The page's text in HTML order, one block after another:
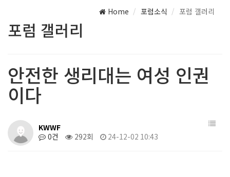
Home 포럼소식 포럼 갤러리
포럼 갤러리
안전한 생리대는 여성 인권
이다
KWWF
0건
292회 24-12-02 10:43